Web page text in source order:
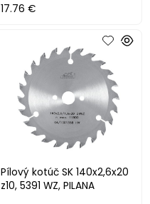
17.76 €
Pílový kotúč SK 140x2,6x20
z10, 5391 WZ, PILANA